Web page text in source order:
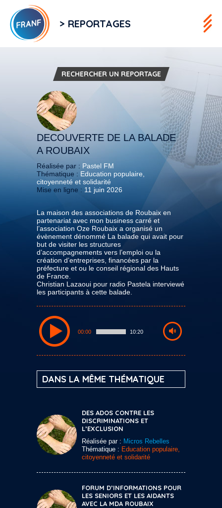
> REPORTAGES
RECHERCHER UN REPORTAGE
DECOUVERTE DE LA BALADE
A ROUBAIX
Réalisée par : Pastel FM
Thématique : Education populaire,
citoyenneté et solidarité
Mise en ligne : 11 juin 2026
La maison des associations de Roubaix en
partenariat avec mon business carré et
l’association Oze Roubaix a organisé un
évènement dénommé La balade qui avait pour
but de visiter les structures
d’accompagnements vers l’emploi ou la
création d’entreprises, financées par la
préfecture et ou le conseil régional des Hauts
de France.
Christian Lazaoui pour radio Pastela interviewé
les participants à cette balade.
00:00 10:20
DANS LA MÊME THÉMATIQUE
DES ADOS CONTRE LES
DISCRIMINATIONS ET
L’EXCLUSION
Réalisée par : Micros Rebelles
Thématique : Education populaire,
citoyenneté et solidarité
FORUM D’INFORMATIONS POUR
LES SENIORS ET LES AIDANTS
AVEC LA MDA ROUBAIX